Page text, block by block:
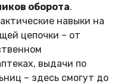
оборота.
навыки на
цепочки – от
выдачи по
– здесь смогут до